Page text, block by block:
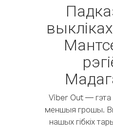
Viber Out — гэта
меншыя грошы.
нашых гібкіх